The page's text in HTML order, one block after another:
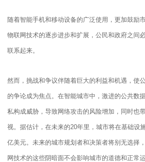
随着智能手机和移动设备的广泛使用，更加鼓励
物联网技术的逐步进步和扩展，公民和政府之间
联系起来。
然而，挑战和争议伴随着巨大的利益和机遇，使
的争论成为焦点。在智能城市中，激进的公共数
私构成威胁，导致网络攻击的风险增加，同时也
视。据估计，在未来的20年里，城市将在基础设
亿美元。未来的城市规划者和决策者将别无选择
网技术的这些阴暗面不会影响城市的道德和正常运